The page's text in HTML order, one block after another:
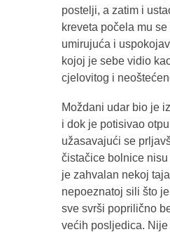
postelji, a zatim i
kreveta počela mu
umirujuća i
kojoj je sebe vidio
cjelovitog i
Moždani udar bio je
i dok je potisivao
užasavajući se
čistačice bolnice
je zahvalan nekoj
nepoeznatoj sili što
sve svrši poprilično
većih posljedica.